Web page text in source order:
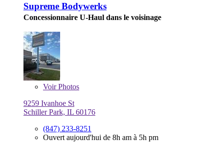
Supreme Bodywerks
Concessionnaire U-Haul dans le voisinage
VoirPhotos
9259 Ivanhoe St
Schiller Park, IL 60176
(847) 233-8251
Ouvert aujourd'hui de 8h am à 5h pm